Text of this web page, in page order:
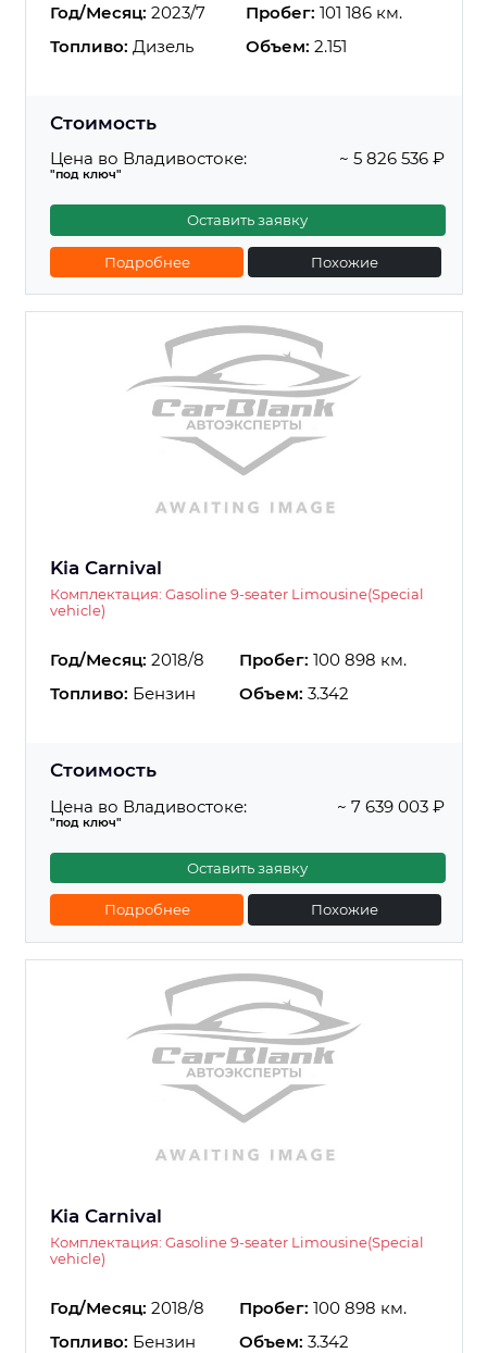
Год/Месяц: 2023/7 Пробег: 101 186 км.
Топливо: Дизель Объем: 2.151
Стоимость
Цена во Владивостоке:
"под ключ"
~ 5 826 536 ₽
Оставить заявку
Подробнее Похожие
Kia Carnival
Комплектация: Gasoline 9-seater Limousine(Special
vehicle)
Год/Месяц: 2018/8 Пробег: 100 898 км.
Топливо: Бензин Объем: 3.342
Стоимость
Цена во Владивостоке:
"под ключ"
~ 7 639 003 ₽
Оставить заявку
Подробнее Похожие
Kia Carnival
Комплектация: Gasoline 9-seater Limousine(Special
vehicle)
Год/Месяц: 2018/8 Пробег: 100 898 км.
Топливо: Бензин Объем: 3.342